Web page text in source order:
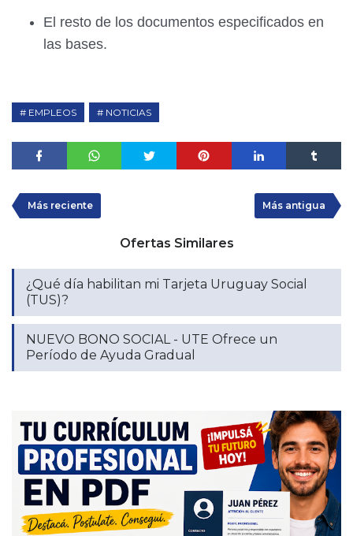
El resto de los documentos especificados en
las bases.
EMPLEOS NOTICIAS
Más reciente Más antigua
Ofertas Similares
¿Qué día habilitan mi Tarjeta Uruguay Social
(TUS)?
NUEVO BONO SOCIAL - UTE Ofrece un
Período de Ayuda Gradual